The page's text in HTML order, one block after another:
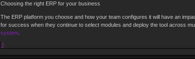
Choosing the right ERP for your business
The ERP platform you choose and how your team configures it will have an
for success when they continue to select modules and deploy the tool across
system.
0